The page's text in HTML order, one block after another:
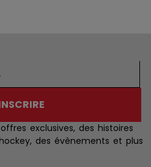
exclusives, des histoires
des évènements et plus